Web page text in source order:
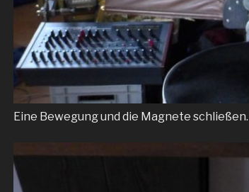
Eine Bewegung und die Magnete schließen.